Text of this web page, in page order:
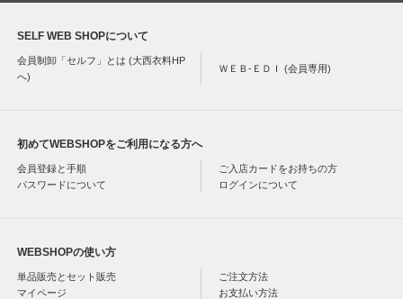
SELF WEB SHOPについて
会員制卸「セルフ」とは (大西衣料HP
へ)
ＷＥＢ-ＥＤＩ (会員専用)
初めてWEBSHOPをご利用になる方へ
会員登録と手順
ご入店カードをお持ちの方
パスワードについて
ログインについて
WEBSHOPの使い方
単品販売とセット販売
ご注文方法
マイページ
お支払い方法